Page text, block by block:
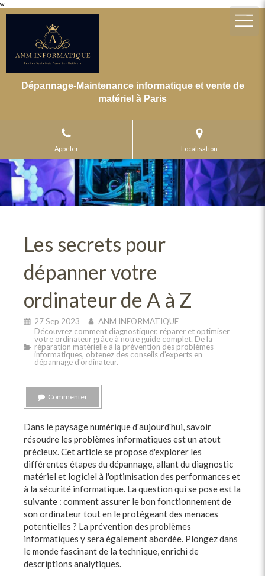
w
Dépannage-Maintenance informatique et vente de
matériel à Paris
Appeler Localisation
Les secrets pour
dépanner votre
ordinateur de A à Z
27 Sep 2023
ANM INFORMATIQUE
Découvrez comment diagnostiquer, réparer et optimiser
votre ordinateur grâce à notre guide complet. De la
réparation matérielle à la prévention des problèmes
informatiques, obtenez des conseils d'experts en
dépannage d'ordinateur.
Commenter
Dans le paysage numérique d'aujourd'hui, savoir
résoudre les problèmes informatiques est un atout
précieux. Cet article se propose d'explorer les
différentes étapes du dépannage, allant du diagnostic
matériel et logiciel à l'optimisation des performances et
à la sécurité informatique. La question qui se pose est la
suivante : comment assurer le bon fonctionnement de
son ordinateur tout en le protégeant des menaces
potentielles ? La prévention des problèmes
informatiques y sera également abordée. Plongez dans
le monde fascinant de la technique, enrichi de
descriptions analytiques.